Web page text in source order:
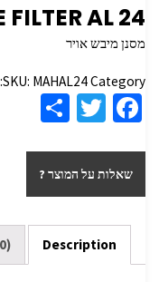
FILTER AL 24
מסנן מיבש אויר
SKU: MAHAL24Category:
Fa
b
o
o
k
T
tt
er
ar
e
שאלות על המוצר ?
Description